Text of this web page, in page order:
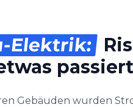
Elektrik:
passiert
Gebäuden wurden